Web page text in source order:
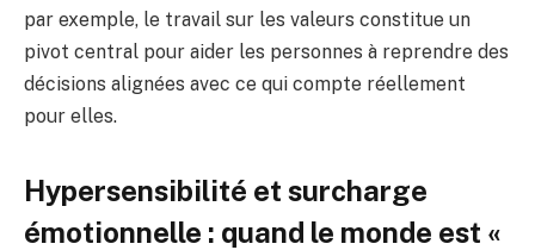
par exemple, le travail sur les valeurs constitue un
pivot central pour aider les personnes à reprendre des
décisions alignées avec ce qui compte réellement
pour elles.
Hypersensibilité et surcharge
émotionnelle : quand le monde est «